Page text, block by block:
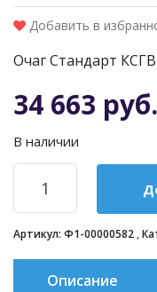
Добавить в
Очаг Стандарт
34 663 руб.
В наличии
Артикул: Ф1-00000582
Описание